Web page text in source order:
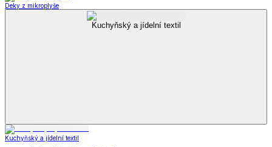
Deky z mikroplyše
Kuchyňský a jídelní textil
Kuchyňský a jídelní textil